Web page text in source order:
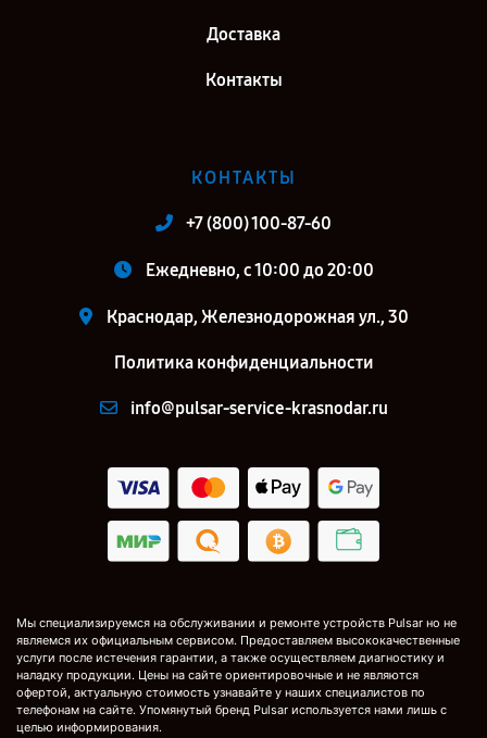
Доставка
Контакты
КОНТАКТЫ
+7 (800) 100-87-60
Ежедневно, с 10:00 до 20:00
Краснодар, Железнодорожная ул., 30
Политика конфиденциальности
info@pulsar-service-krasnodar.ru
Мы специализируемся на обслуживании и ремонте устройств Pulsar но не
являемся их официальным сервисом. Предоставляем высококачественные
услуги после истечения гарантии, а также осуществляем диагностику и
наладку продукции. Цены на сайте ориентировочные и не являются
офертой, актуальную стоимость узнавайте у наших специалистов по
телефонам на сайте. Упомянутый бренд Pulsar используется нами лишь с
целью информирования.